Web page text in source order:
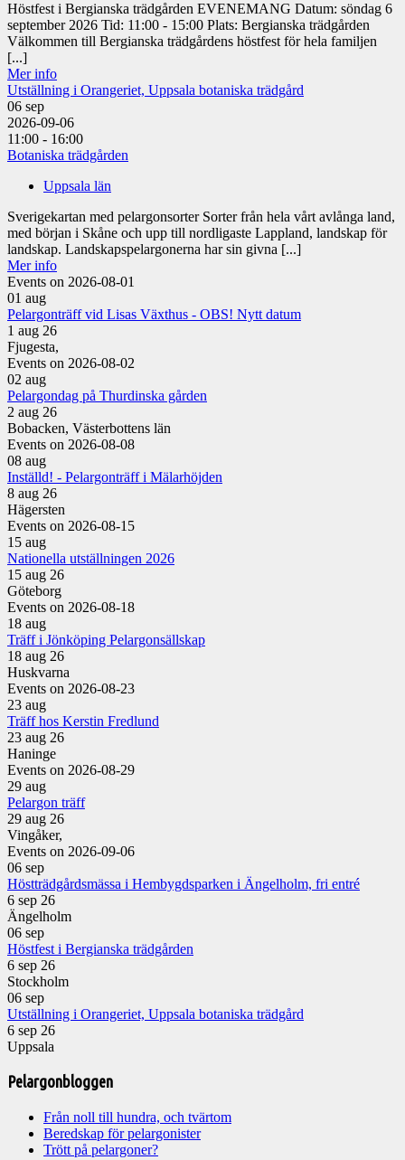
Höstfest i Bergianska trädgården EVENEMANG Datum: söndag 6
september 2026 Tid: 11:00 - 15:00 Plats: Bergianska trädgården
Välkommen till Bergianska trädgårdens höstfest för hela familjen
[...]
Mer info
Utställning i Orangeriet, Uppsala botaniska trädgård
06 sep
2026-09-06
11:00 - 16:00
Botaniska trädgården
Uppsala län
Sverigekartan med pelargonsorter Sorter från hela vårt avlånga land,
med början i Skåne och upp till nordligaste Lappland, landskap för
landskap. Landskapspelargonerna har sin givna [...]
Mer info
Events on 2026-08-01
01 aug
Pelargonträff vid Lisas Växthus - OBS! Nytt datum
1 aug 26
Fjugesta,
Events on 2026-08-02
02 aug
Pelargondag på Thurdinska gården
2 aug 26
Bobacken, Västerbottens län
Events on 2026-08-08
08 aug
Inställd! - Pelargonträff i Mälarhöjden
8 aug 26
Hägersten
Events on 2026-08-15
15 aug
Nationella utställningen 2026
15 aug 26
Göteborg
Events on 2026-08-18
18 aug
Träff i Jönköping Pelargonsällskap
18 aug 26
Huskvarna
Events on 2026-08-23
23 aug
Träff hos Kerstin Fredlund
23 aug 26
Haninge
Events on 2026-08-29
29 aug
Pelargon träff
29 aug 26
Vingåker,
Events on 2026-09-06
06 sep
Höstträdgårdsmässa i Hembygdsparken i Ängelholm, fri entré
6 sep 26
Ängelholm
06 sep
Höstfest i Bergianska trädgården
6 sep 26
Stockholm
06 sep
Utställning i Orangeriet, Uppsala botaniska trädgård
6 sep 26
Uppsala
Pelargonbloggen
Från noll till hundra, och tvärtom
Beredskap för pelargonister
Trött på pelargoner?